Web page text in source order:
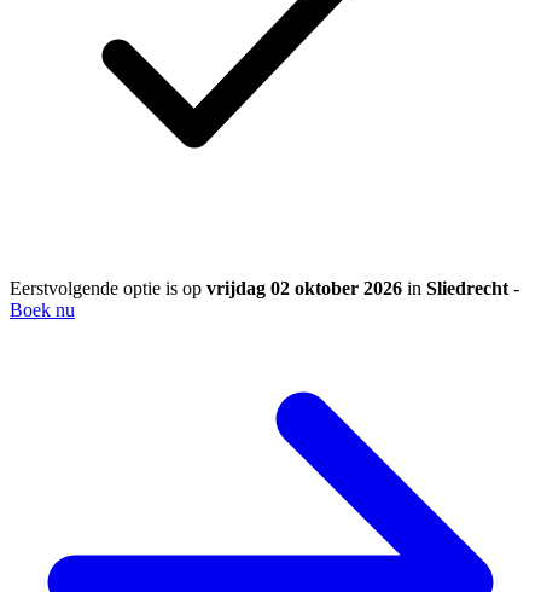
Eerstvolgende optie is op vrijdag 02 oktober 2026 in Sliedrecht-
Boek nu